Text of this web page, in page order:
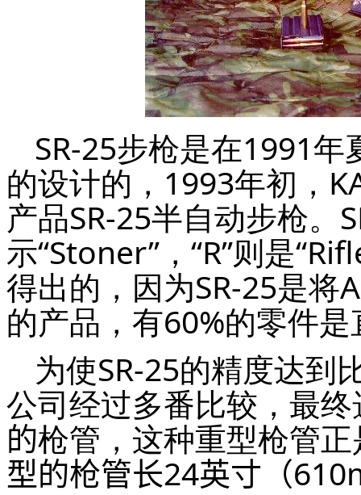
SR-25步枪是在1991
的设计的，1993年初，
产品SR-25半自动步枪。
示“Stoner”，“R”则是
得出的，因为SR-25是将
的产品，有60%的零件
为使SR-25的精度达到
公司经过多番比较，最
的枪管，这种重型枪管
型的枪管长24英寸（